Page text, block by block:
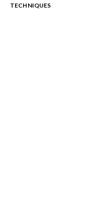
TECHNIQUES